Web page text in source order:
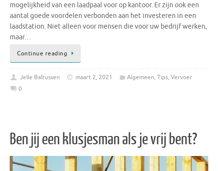
mogelijkheid van een laadpaal voor op kantoor. Er zijn ook een
aantal goede voordelen verbonden aan het investeren in een
laadstation. Niet alleen voor mensen die voor uw bedrijf werken,
maar…
Continue reading
Jelle Baltussen maart 2, 2021 Algemeen, Tips, Vervoer
0
Ben jij een klusjesman als je vrij bent?